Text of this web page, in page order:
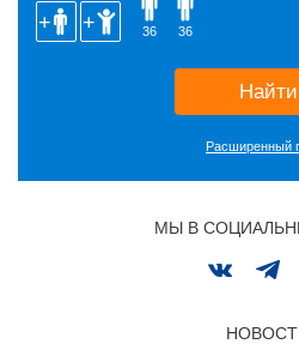
36 36
Найти
Расширенный
МЫ В